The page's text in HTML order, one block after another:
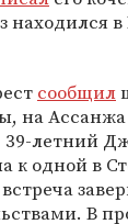
находился
сообщил
на
летний
к одной в
В